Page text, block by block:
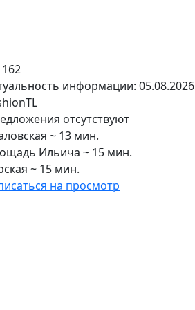
информации: 05.08.2026
отсутствуют
~ 13 мин.
Ильича ~ 15 мин.
~ 15 мин.
на просмотр